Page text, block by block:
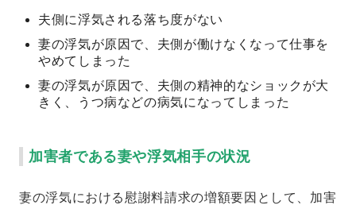
夫側に浮気される落ち度がない
妻の浮気が原因で、夫側が働けなくなって仕事を
やめてしまった
妻の浮気が原因で、夫側の精神的なショックが大
きく、うつ病などの病気になってしまった
加害者である妻や浮気相手の状況
妻の浮気における慰謝料請求の増額要因として、加害